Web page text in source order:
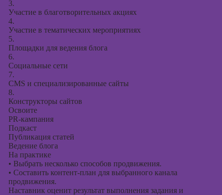
3.
Участие в благотворительных акциях
4.
Участие в тематических мероприятиях
5.
Площадки для ведения блога
6.
Социальные сети
7.
CMS и специализированные сайты
8.
Конструкторы сайтов
Освоите
PR-кампания
Подкаст
Публикация статей
Ведение блога
На практике
• Выбрать несколько способов продвижения.
• Составить контент-план для выбранного канала
продвижения.
Наставник оценит результат выполнения задания и